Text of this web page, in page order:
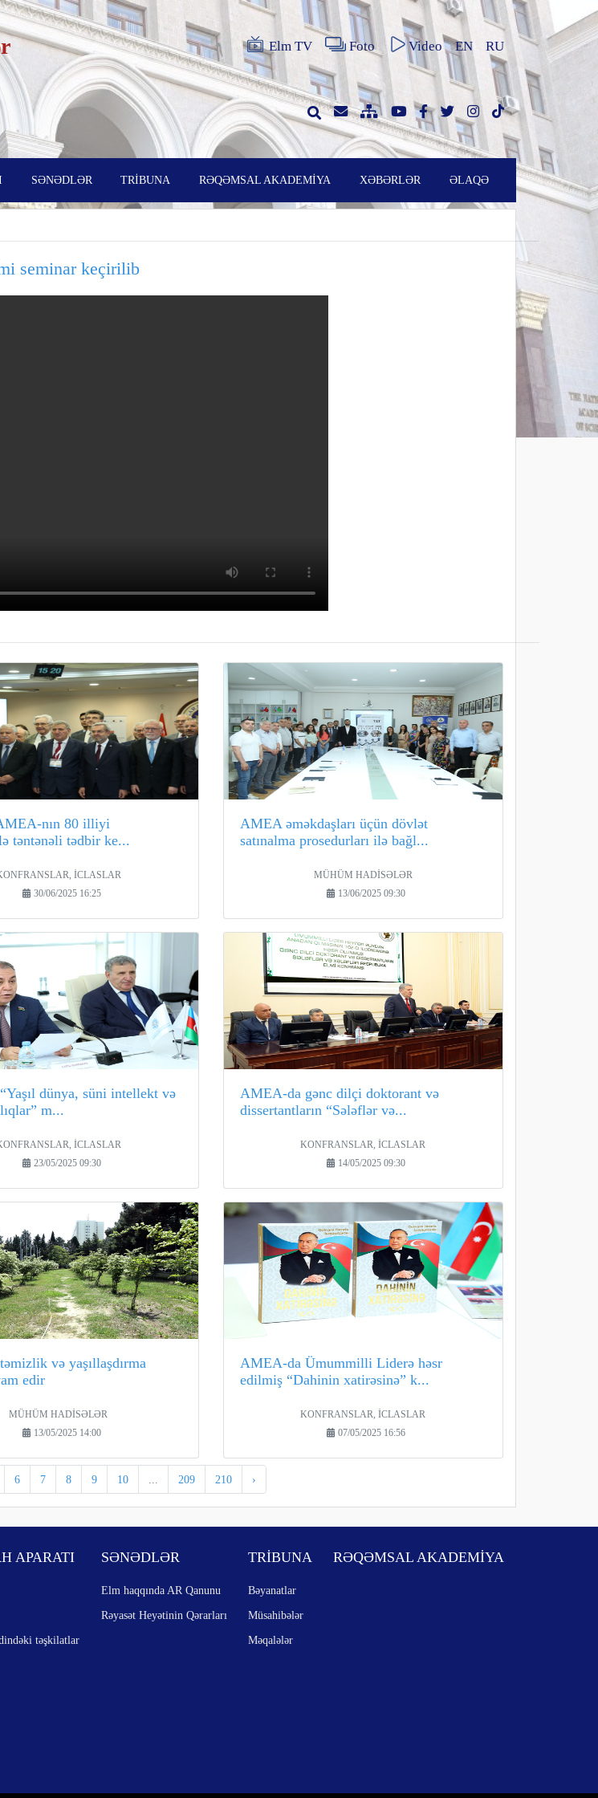
Elm TV Foto Video EN RU
SƏNƏDLƏR TRİBUNA RƏQƏMSAL AKADEMİYA XƏBƏRLƏR ƏLAQƏ
seminar keçirilib
nın 80 illiyi
təntənəli tədbir ke...
İCLASLAR
30/06/2025 16:25
AMEA əməkdaşları üçün dövlət
satınalma prosedurları ilə bağl...
MÜHÜM HADİSƏLƏR
13/06/2025 09:30
dünya, süni intellekt və
m...
İCLASLAR
23/05/2025 09:30
AMEA-da gənc dilçi doktorant və
dissertantların “Sələflər və...
KONFRANSLAR, İCLASLAR
14/05/2025 09:30
və yaşıllaşdırma
edir
MÜHÜM HADİSƏLƏR
13/05/2025 14:00
AMEA-da Ümummilli Liderə həsr
edilmiş “Dahinin xatirəsinə” k...
KONFRANSLAR, İCLASLAR
07/05/2025 16:56
6 7 8 9 10 209 210 ›
APARATI
təşkilatlar
SƏNƏDLƏR
Elm haqqında AR Qanunu
Rəyasət Heyətinin Qərarları
TRİBUNA
Bəyanatlar
Müsahibələr
Məqalələr
RƏQƏMSAL AKADEMİYA